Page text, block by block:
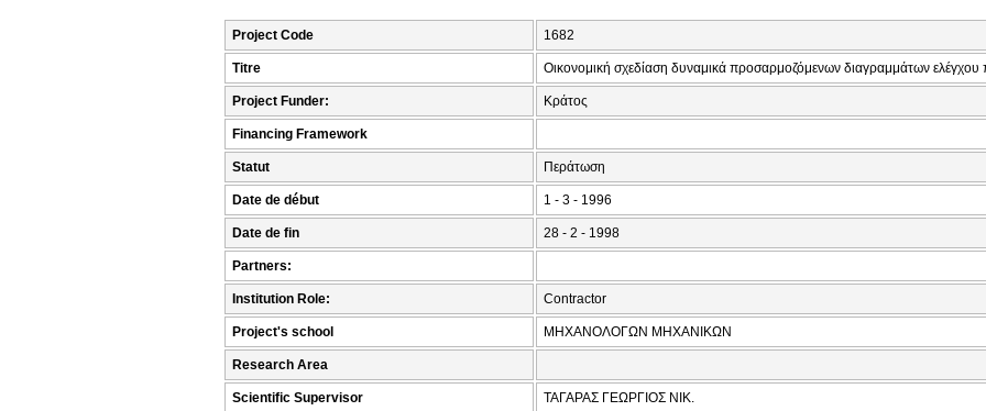
Project Code 1682
Titre Οικονομική σχεδίαση δυναμικά προσαρμοζόμενων διαγραμμάτων ελέγχου
Project Funder: Κράτος
Financing Framework
Statut Περάτωση
Date de début 1 - 3 - 1996
Date de fin 28 - 2 - 1998
Partners:
Institution Role: Contractor
Project's school ΜΗΧΑΝΟΛΟΓΩΝ ΜΗΧΑΝΙΚΩΝ
Research Area
Scientific Supervisor ΤΑΓΑΡΑΣ ΓΕΩΡΓΙΟΣ ΝΙΚ.